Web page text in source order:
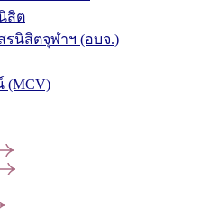
สิต
รนิสิตจุฬาฯ (อบจ.)
(MCV)